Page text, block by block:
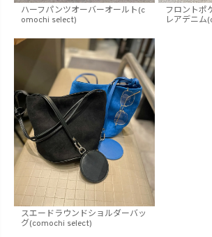
ハーフパンツオーバーオールト(c
omochi select)
フロントポ
レアデニム
スエードラウンドショルダーバッ
グ(comochi select)